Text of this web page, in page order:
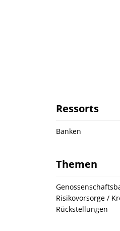
Ressorts
Banken
Themen
Risikovorsorge /
Rückstellungen